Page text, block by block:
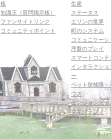
板
知識王（質問掲示板）
ファンサイトリンク
コミュニティポイント
生産
ステータス
エリンの世界
町のシステム
コミュニケーシ
序盤のプレイ
スマートコンテ
インタラクショ
ー
ペット探検隊・
ウス
ダンジョンガイ
マギグラフィ